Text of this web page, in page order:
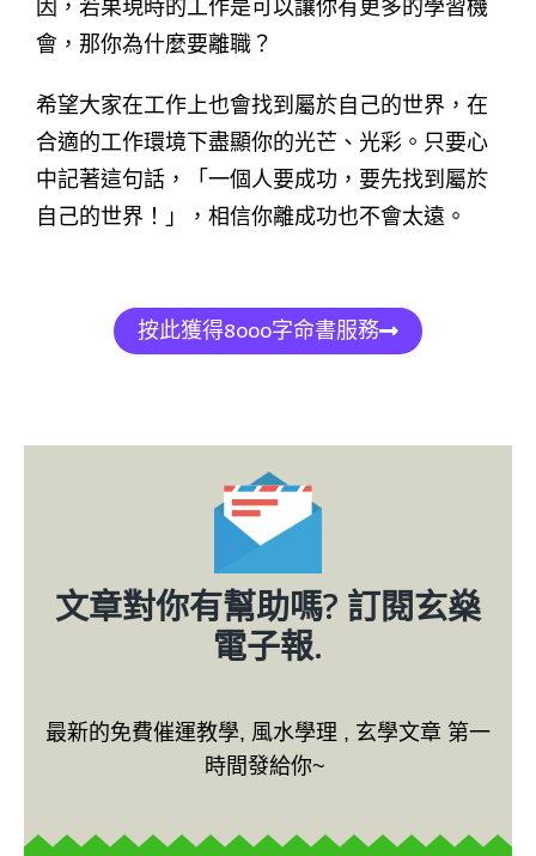
因，若果現時的工作是可以讓你有更多的學習機
會，那你為什麼要離職？
希望大家在工作上也會找到屬於自己的世界，在
合適的工作環境下盡顯你的光芒、光彩。只要心
中記著這句話，「一個人要成功，要先找到屬於
自己的世界！」，相信你離成功也不會太遠。
按此獲得8000字命書服務
文章對你有幫助嗎? 訂閱玄燊
電子報.
最新的免費催運教學, 風水學理 , 玄學文章 第一
時間發給你~